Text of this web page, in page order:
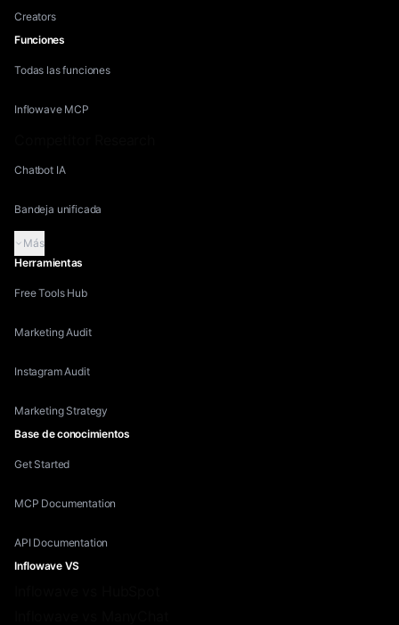
Creators
Funciones
Todas las funciones
Inflowave MCP
Chatbot IA
Bandeja unificada
Más
Herramientas
Free Tools Hub
Marketing Audit
Instagram Audit
Marketing Strategy
Base de conocimientos
Get Started
MCP Documentation
API Documentation
Inflowave VS